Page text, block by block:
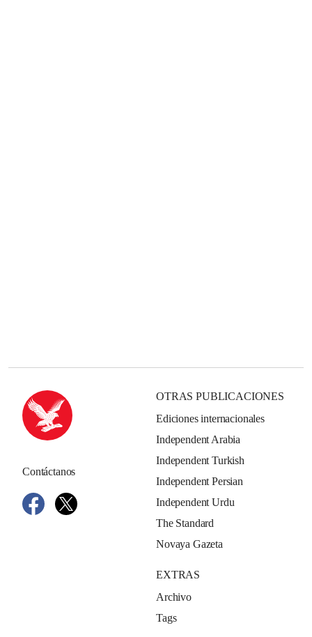
Contáctanos
OTRAS PUBLICACIONES
Ediciones internacionales
Independent Arabia
Independent Turkish
Independent Persian
Independent Urdu
The Standard
Novaya Gazeta
EXTRAS
Archivo
Tags